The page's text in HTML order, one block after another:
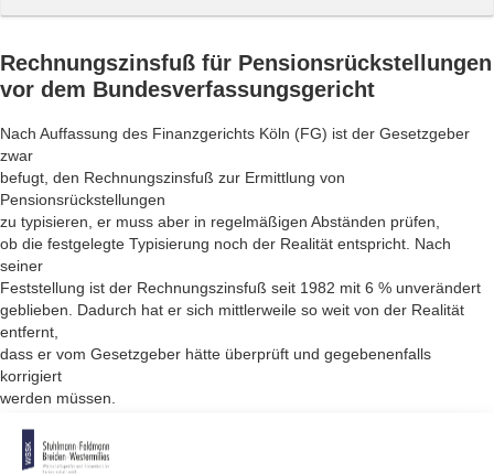
Rechnungszinsfuß für Pensionsrückstellungen
vor dem Bundesverfassungsgericht
Nach Auffassung des Finanzgerichts Köln (FG) ist der Gesetzgeber
zwar
befugt, den Rechnungszinsfuß zur Ermittlung von
Pensionsrückstellungen
zu typisieren, er muss aber in regelmäßigen Abständen prüfen,
ob die festgelegte Typisierung noch der Realität entspricht. Nach
seiner
Feststellung ist der Rechnungszinsfuß seit 1982 mit 6 % unverändert
geblieben. Dadurch hat er sich mittlerweile so weit von der Realität
entfernt,
dass er vom Gesetzgeber hätte überprüft und gegebenenfalls
korrigiert
werden müssen.
Diese fehlende Überprüfung und Anpassung führt nach Auffassung
des FG zur Verfassungswidrigkeit. Es hat deshalb mit Beschluss vom